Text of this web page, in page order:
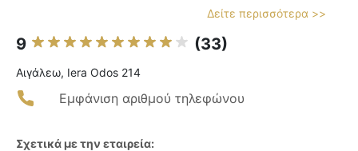
Δείτε περισσότερα >>
9 (33)
Αιγάλεω, Iera Odos 214
Εμφάνιση αριθμού τηλεφώνου
Σχετικά με την εταιρεία: